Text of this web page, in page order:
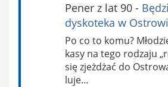
Pener z lat 90-
dyskoteka w
Po co to komu?
kasy na tego rodzaju
się zjeżdżać do
luje…